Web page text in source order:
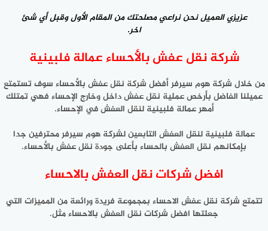
عزيزي العميل نحن نراعي مصلحتك من المقام الأول وقبل أي شئ
اخر.
شركة نقل عفش بالأحساء عمالة فلبينية
من خلال شركة هوم سيرفر أفضل شركة نقل عفش بالأحساء سوف تستمتع
عميلنا الفاضل بأرخص عملية نقل عفش داخل وخارج الإحساء فهي تمتلك
أمهر عمالة فلبينية لنقل العفش في الإحساء.
عمالة فلبينية لنقل العفش التابعين لشركة هوم سيرفر محترفين جدا
بإمكانهم نقل العفش بالحساء بأعلى جودة نقل عفش بالأحساء.
افضل شركات نقل العفش بالاحساء
تتمتع شركة نقل عفش الاحساء بمجموعة فريدة ورائعة من المميزات التي
جعلتها افضل شركات نقل العفش بالاحساء مثل.